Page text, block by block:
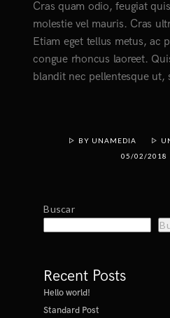
Cras quam odio, feugiat
molestie vel mauris. Cras
Etiam eget tellus metus, ac
congue rhoncus laoreet.
blandit nec pellentesque ut,
BY UNAMEDIA
05/02/2018
Buscar
Recent Posts
Hello world!
Standard Post